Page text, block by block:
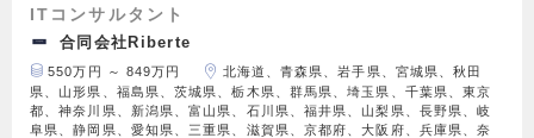
ITコンサルタント
合同会社Riberte
550万円 ～ 849万円
北海道、青森県、岩手県、宮城県、秋田
県、山形県、福島県、茨城県、栃木県、群馬県、埼玉県、千葉県、東京
都、神奈川県、新潟県、富山県、石川県、福井県、山梨県、長野県、岐
阜県、静岡県、愛知県、三重県、滋賀県、京都府、大阪府、兵庫県、奈